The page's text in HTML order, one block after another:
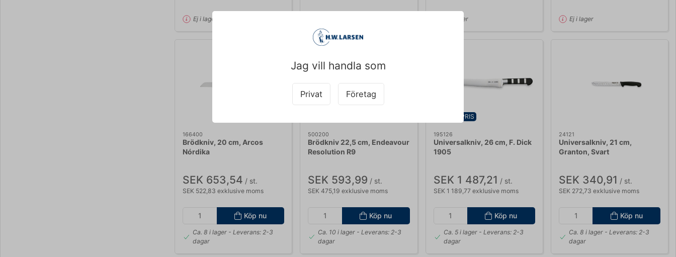
Jag vill handla som
Privat Företag
Ej i lager Ej i lager Ej i lager
166400
Brödkniv, 20 cm, Arcos
Nórdika
SEK 653,54 / st.
SEK 522,83 exklusive moms
Köp nu
Ca. 8 i lager - Leverans: 2-3
dagar
500200
Brödkniv 22,5 cm, Endeavour
Resolution R9
SEK 593,99 / st.
SEK 475,19 exklusive moms
Köp nu
Ca. 10 i lager- Leverans: 2-3
dagar
LARSEN PRIS
195126
Universalkniv, 26 cm, F. Dick
1905
SEK 1 487,21 / st.
SEK 1 189,77 exklusive moms
Köp nu
Ca. 5 i lager- Leverans: 2-3
dagar
24121
Universalkniv, 21 cm,
Granton, Svart
SEK 340,91 / st.
SEK 272,73 exklusive moms
Köp nu
Ca. 8 i lager- Leverans: 2-3
dagar